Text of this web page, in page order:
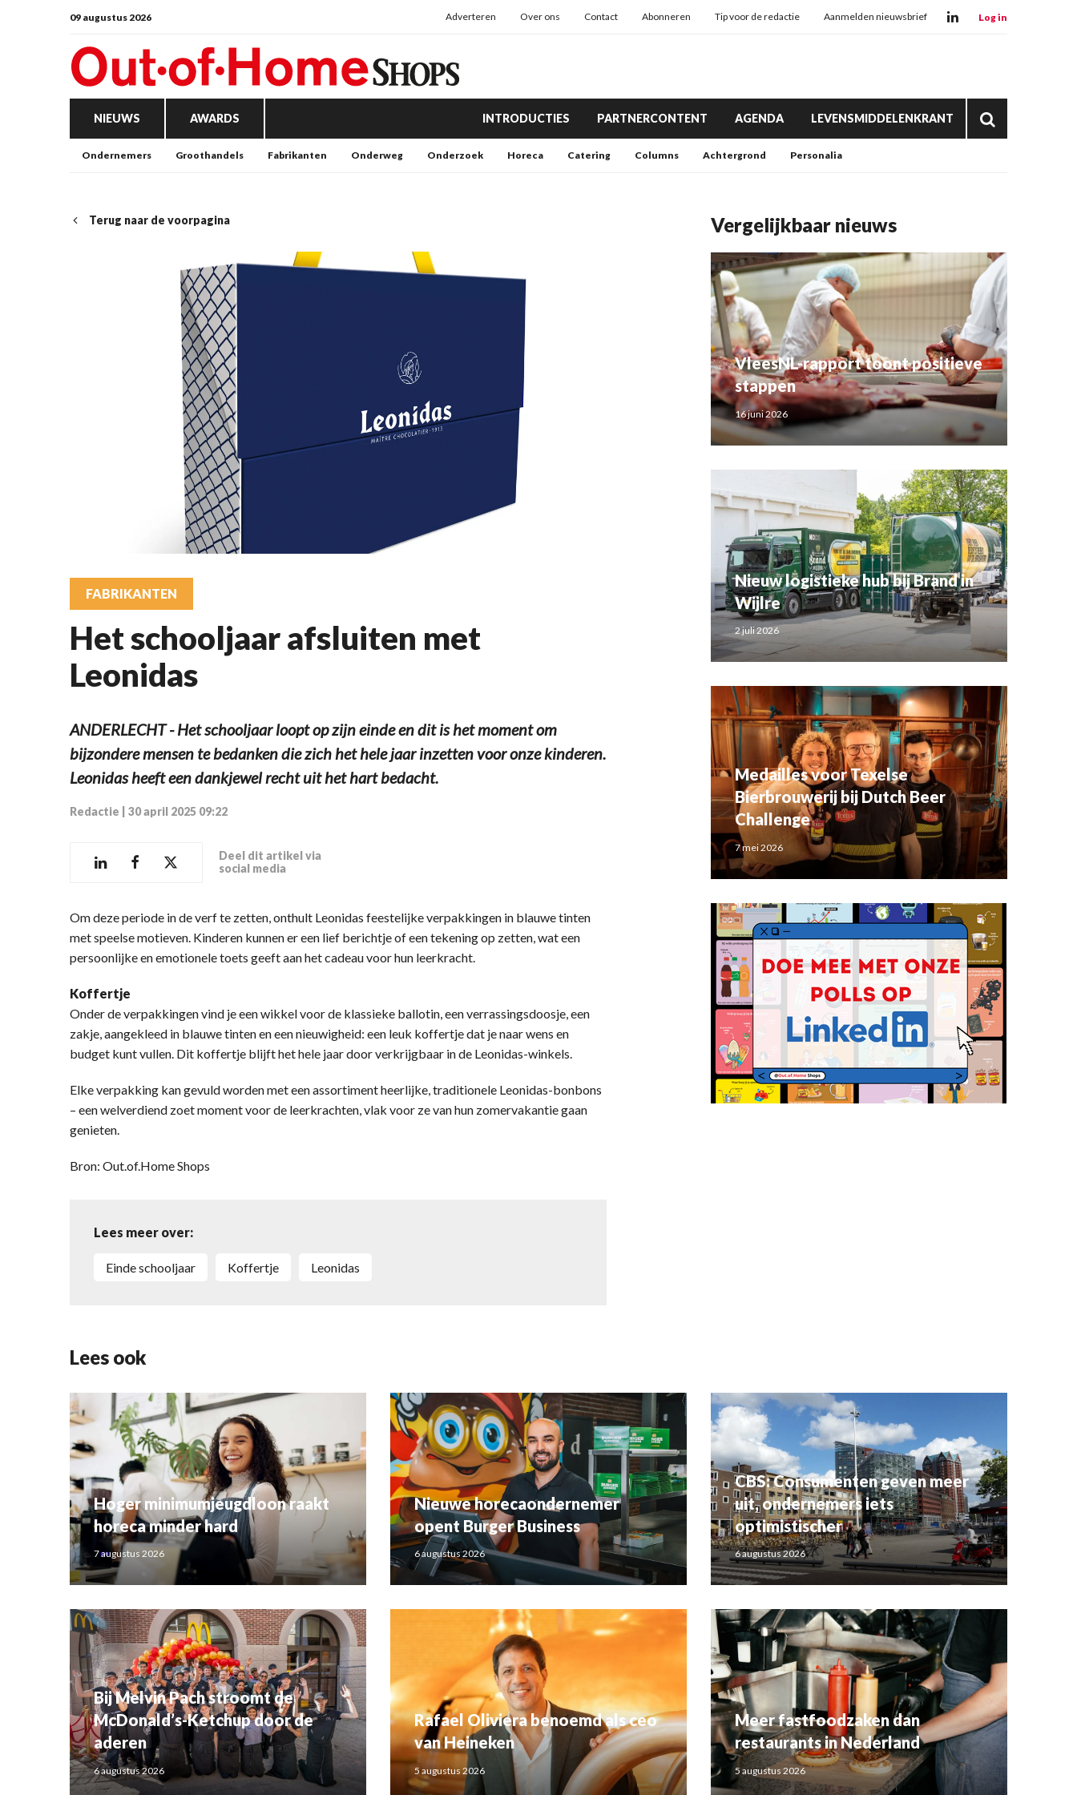
09 augustus 2026 Adverteren Over ons Contact Abonneren Tip voor de redactie Aanmelden nieuwsbrief Log in
NIEUWS AWARDS INTRODUCTIES PARTNERCONTENT AGENDA LEVENSMIDDELENKRANT
Ondernemers Groothandels Fabrikanten Onderweg Onderzoek Horeca Catering Columns Achtergrond Personalia
Terug naar de voorpagina
FABRIKANTEN
Het schooljaar afsluiten met
Leonidas
ANDERLECHT - Het schooljaar loopt op zijn einde en dit is het moment om
bijzondere mensen te bedanken die zich het hele jaar inzetten voor onze kinderen.
Leonidas heeft een dankjewel recht uit het hart bedacht.
Redactie 30 april 2025 09:22
Deel dit artikel via
social media
Om deze periode in de verf te zetten, onthult Leonidas feestelijke verpakkingen in blauwe tinten
met speelse motieven. Kinderen kunnen er een lief berichtje of een tekening op zetten, wat een
persoonlijke en emotionele toets geeft aan het cadeau voor hun leerkracht.
Koffertje
Onder de verpakkingen vind je een wikkel voor de klassieke ballotin, een verrassingsdoosje, een
zakje, aangekleed in blauwe tinten en een nieuwigheid: een leuk koffertje dat je naar wens en
budget kunt vullen. Dit koffertje blijft het hele jaar door verkrijgbaar in de Leonidas-winkels.
Elke verpakking kan gevuld worden met een assortiment heerlijke, traditionele Leonidas-bonbons
– een welverdiend zoet moment voor de leerkrachten, vlak voor ze van hun zomervakantie gaan
genieten.
Bron: Out.of.Home Shops
Lees meer over:
einde schooljaar Koffertje Leonidas
Vergelijkbaar nieuws
VleesNL-rapport toont positieve
stappen
16 juni 2026
Nieuw logistieke hub bij Brand in
Wijlre
2 juli 2026
Medailles voor Texelse
Bierbrouwerij bij Dutch Beer
Challenge
7 mei 2026
Lees ook
Hoger minimumjeugdloon raakt
horeca minder hard
7 augustus 2026
Nieuwe horecaondernemer
opent Burger Business
6 augustus 2026
CBS: Consumenten geven meer
uit, ondernemers iets
optimistischer
6 augustus 2026
Bij Melvin Pach stroomt de
McDonald’s-Ketchup door de
aderen
6 augustus 2026
Rafael Oliviera benoemd als ceo
van Heineken
5 augustus 2026
Meer fastfoodzaken dan
restaurants in Nederland
5 augustus 2026